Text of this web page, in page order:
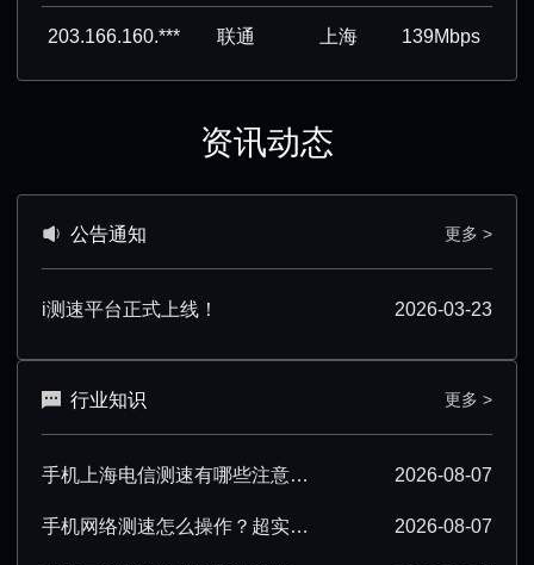
203.166.160.*** 联通 上海 139Mbps
资讯动态
公告通知 更多 >
i测速平台正式上线！ 2026-03-23
行业知识 更多 >
手机上海电信测速有哪些注意事项？看完少走弯路 2026-08-07
手机网络测速怎么操作？超实用步骤与技巧分享 2026-08-07